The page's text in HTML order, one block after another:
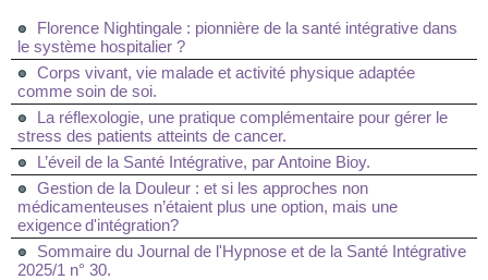
Florence Nightingale : pionnière de la santé intégrative dans
le système hospitalier ?
Corps vivant, vie malade et activité physique adaptée
comme soin de soi.
La réflexologie, une pratique complémentaire pour gérer le
stress des patients atteints de cancer.
L’éveil de la Santé Intégrative, par Antoine Bioy.
Gestion de la Douleur : et si les approches non
médicamenteuses n’étaient plus une option, mais une
exigence d'intégration?
Sommaire du Journal de l'Hypnose et de la Santé Intégrative
2025/1 n° 30.